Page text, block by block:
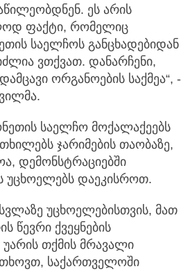
ეს არის
ფაქტი, რომელიც
საელჩოს განცხადებიდან
ვთქვათ. დანარჩენი,
ორგანოების საქმეა“, -
საელჩო მოქალაქეებს
ჯარიმების თაობაზე,
დემონსტრაციებში
უცხოელებს დაეკისროთ.
უცხოელებისთვის, მათ
წევრი ქვეყნების
უარის თქმის მრავალი
საქართველოში